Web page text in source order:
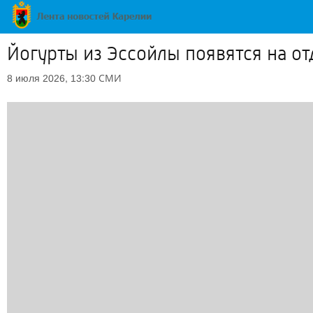
Йогурты из Эссойлы появятся на
8 июля 2026, 13:30 СМИ